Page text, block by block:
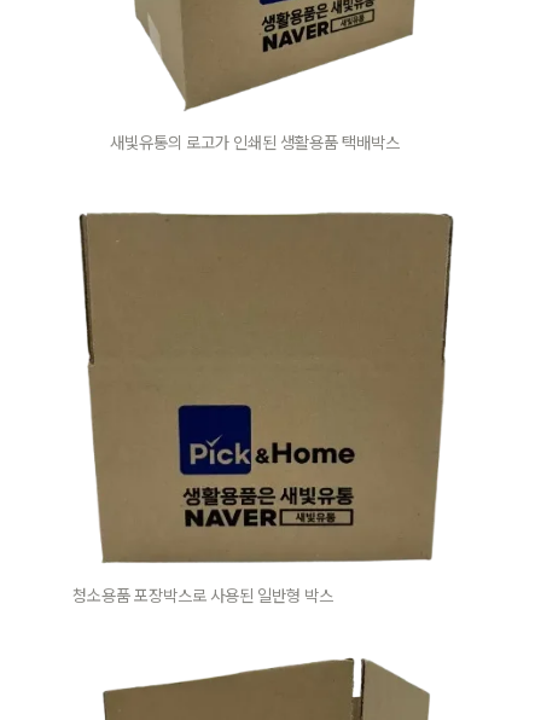
새빛유통의 로고가 인쇄된 생활용품 택배박스
청소용품 포장박스로 사용된 일반형 박스